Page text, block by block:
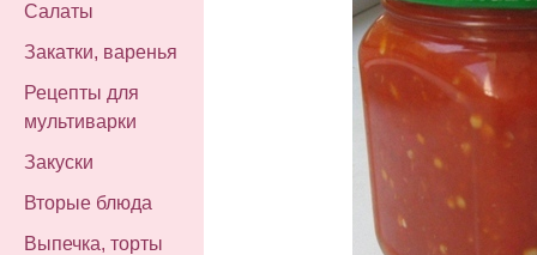
Салаты
Закатки, варенья
Рецепты для
мультиварки
Закуски
Вторые блюда
Выпечка, торты